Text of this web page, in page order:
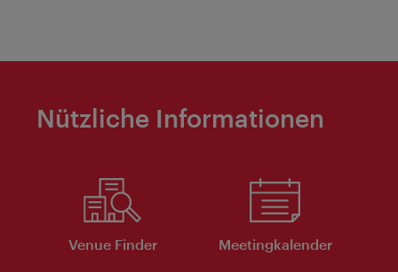
Nützliche Informationen
Venue Finder Meeting­kalender